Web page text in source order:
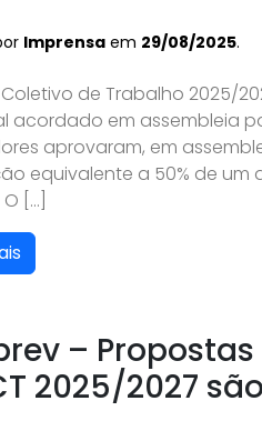
Imprensa em 29/08/2025.
de Trabalho 2025/
acordado em assembleia
aprovaram, em
equivalente a 50% de
[…]
–
2025/2027